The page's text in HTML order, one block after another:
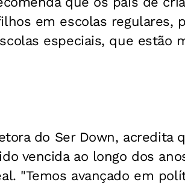
em escolas regulares,
especiais, que estão
do Ser Down, acredita
vencida ao longo dos
"Temos avançado em